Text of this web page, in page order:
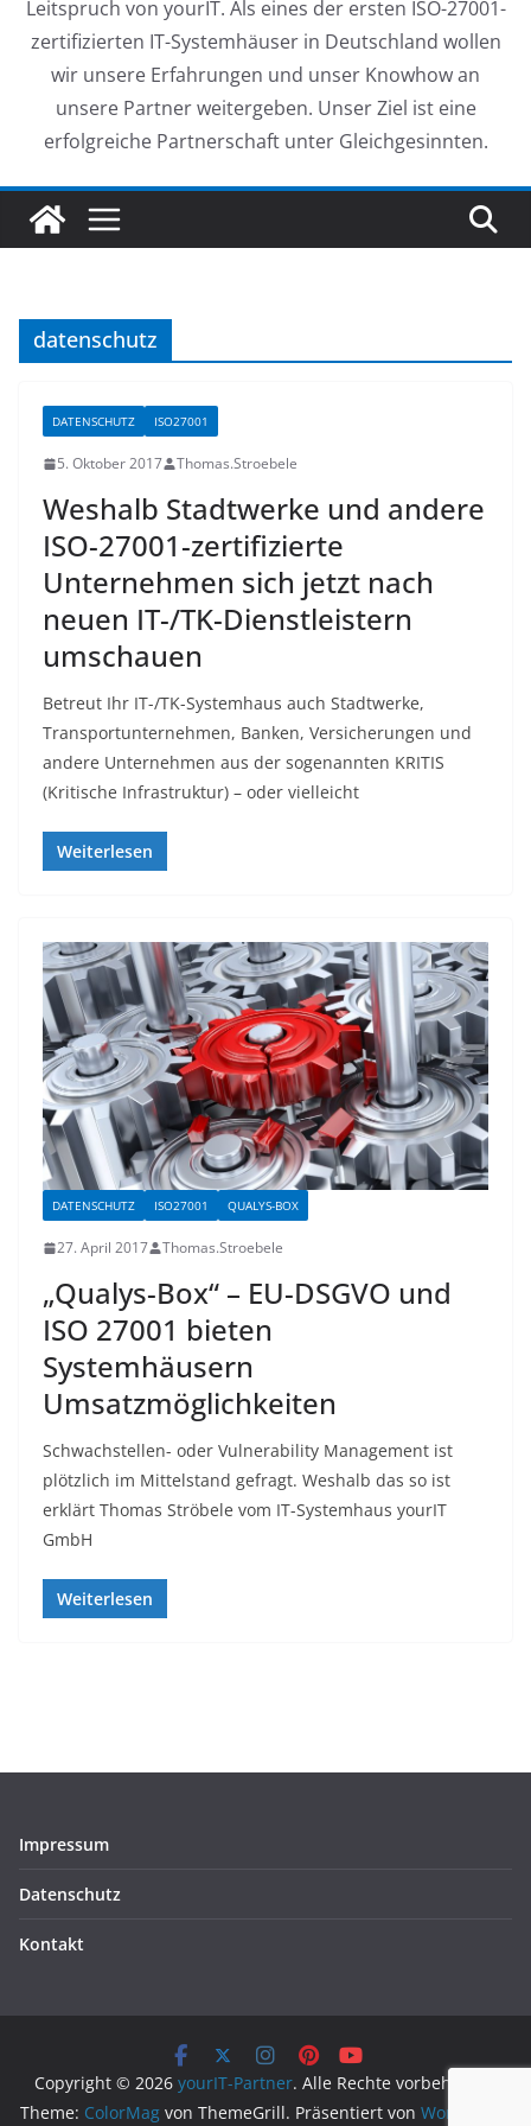
Leitspruch von yourIT. Als eines der ersten ISO-27001-
zertifizierten IT-Systemhäuser in Deutschland wollen
wir unsere Erfahrungen und unser Knowhow an
unsere Partner weitergeben. Unser Ziel ist eine
erfolgreiche Partnerschaft unter Gleichgesinnten.
datenschutz
DATENSCHUTZ ISO27001
5. Oktober 2017 Thomas.Stroebele
Weshalb Stadtwerke und andere
ISO-27001-zertifizierte
Unternehmen sich jetzt nach
neuen IT-/TK-Dienstleistern
umschauen
Betreut Ihr IT-/TK-Systemhaus auch Stadtwerke,
Transportunternehmen, Banken, Versicherungen und
andere Unternehmen aus der sogenannten KRITIS
(Kritische Infrastruktur) – oder vielleicht
Weiterlesen
DATENSCHUTZ ISO27001 QUALYS-BOX
27. April 2017 Thomas.Stroebele
„Qualys-Box“ – EU-DSGVO und
ISO 27001 bieten
Systemhäusern
Umsatzmöglichkeiten
Schwachstellen- oder Vulnerability Management ist
plötzlich im Mittelstand gefragt. Weshalb das so ist
erklärt Thomas Ströbele vom IT-Systemhaus yourIT
GmbH
Weiterlesen
Impressum
Datenschutz
Kontakt
Copyright © 2026 yourIT-Partner. Alle Rechte vorbehalten.
Theme: ColorMag von ThemeGrill. Präsentiert von WordPress